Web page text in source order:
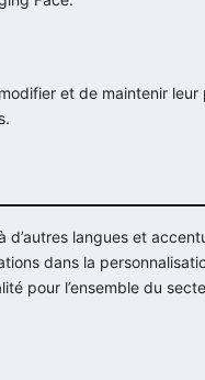
et de maintenir leur
d’autres langues et
dans la
pour l’ensemble du